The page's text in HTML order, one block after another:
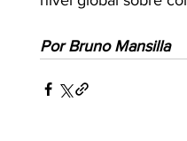
Por Bruno Mansilla